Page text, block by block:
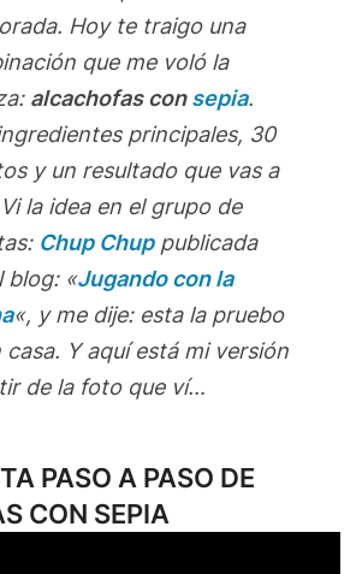
Hoy te traigo una
que me voló la
alcachofas consepia.
principales, 30
y un resultado que vas a
la idea en el grupo de
Chup Chuppublicada
blog: «Jugando con la
«, y me dije: esta la pruebo
casa. Y aquí está mi versión
de la foto que ví…
PASO A PASO DE
CON SEPIA